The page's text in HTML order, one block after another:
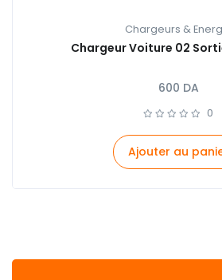
Chargeurs &
Chargeur Voiture 02
600 DA
0
Ajouter au